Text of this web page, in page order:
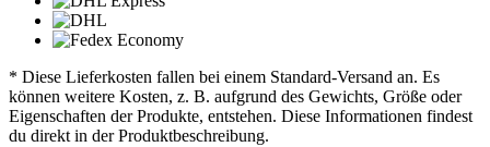
* Diese Lieferkosten fallen bei einem Standard-Versand an. Es
können weitere Kosten, z. B. aufgrund des Gewichts, Größe oder
Eigenschaften der Produkte, entstehen. Diese Informationen findest
du direkt in der Produktbeschreibung.